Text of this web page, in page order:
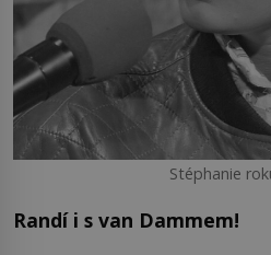
Stéphanie
Randí i s van Dammem!